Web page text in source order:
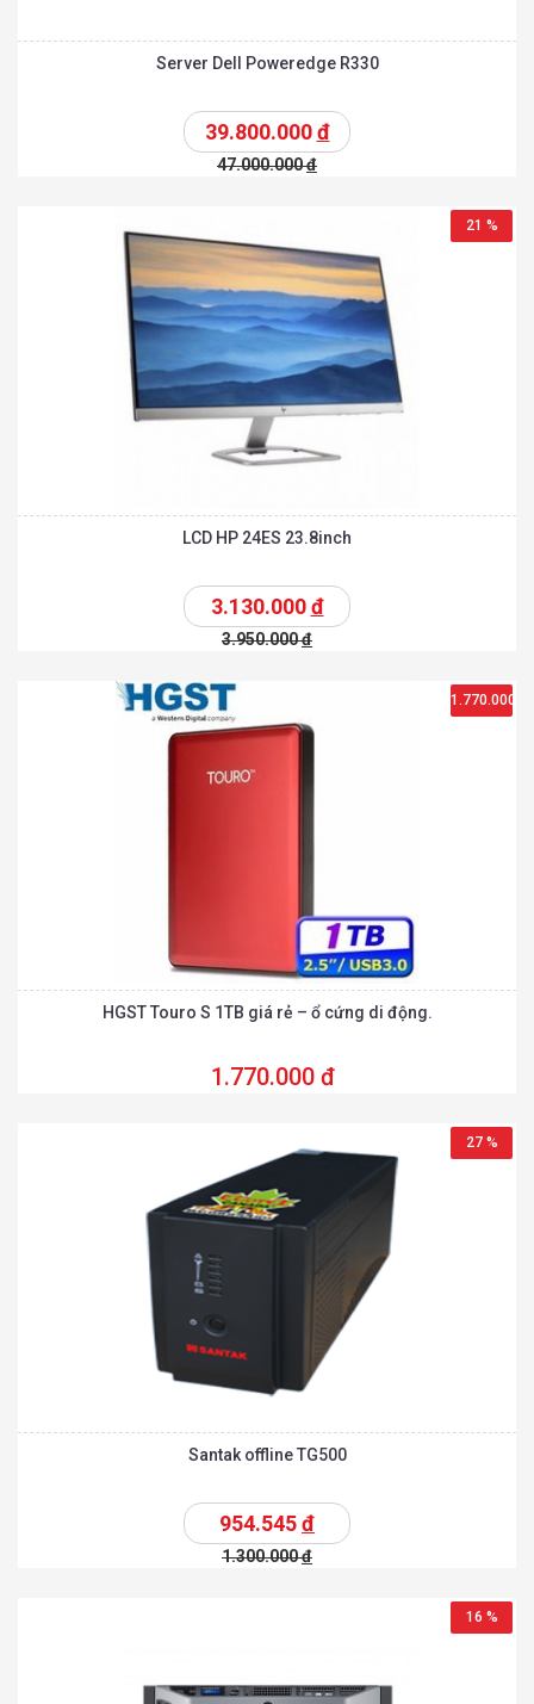
Server Dell Poweredge R330
39.800.000đ
47.000.000đ
21 %
LCD HP 24ES 23.8inch
3.130.000đ
3.950.000đ
1.770.000
HGST Touro S 1TB giá rẻ – ổ cứng di động.
1.770.000 đ
27 %
Santak offline TG500
954.545đ
1.300.000đ
16 %